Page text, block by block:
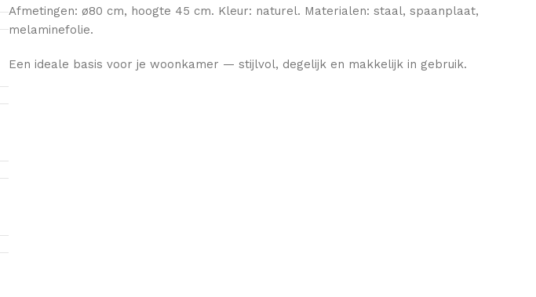
Afmetingen: ø80 cm, hoogte 45 cm. Kleur: naturel. Materialen: staal, spaanplaat,
melaminefolie.
Een ideale basis voor je woonkamer — stijlvol, degelijk en makkelijk in gebruik.